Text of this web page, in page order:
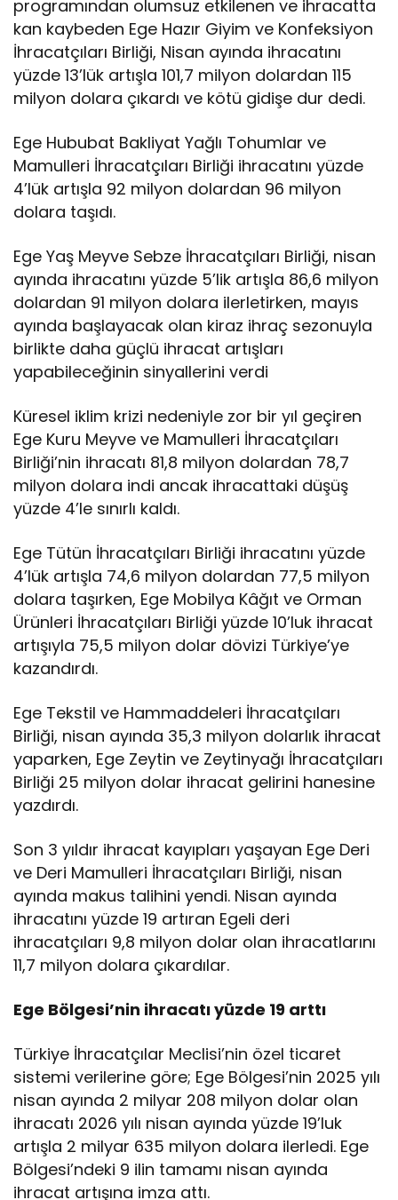
programından olumsuz etkilenen ve ihracatta
kan kaybeden Ege Hazır Giyim ve Konfeksiyon
İhracatçıları Birliği, Nisan ayında ihracatını
yüzde 13’lük artışla 101,7 milyon dolardan 115
milyon dolara çıkardı ve kötü gidişe dur dedi.
Ege Hububat Bakliyat Yağlı Tohumlar ve
Mamulleri İhracatçıları Birliği ihracatını yüzde
4’lük artışla 92 milyon dolardan 96 milyon
dolara taşıdı.
Ege Yaş Meyve Sebze İhracatçıları Birliği, nisan
ayında ihracatını yüzde 5’lik artışla 86,6 milyon
dolardan 91 milyon dolara ilerletirken, mayıs
ayında başlayacak olan kiraz ihraç sezonuyla
birlikte daha güçlü ihracat artışları
yapabileceğinin sinyallerini verdi
Küresel iklim krizi nedeniyle zor bir yıl geçiren
Ege Kuru Meyve ve Mamulleri İhracatçıları
Birliği’nin ihracatı 81,8 milyon dolardan 78,7
milyon dolara indi ancak ihracattaki düşüş
yüzde 4’le sınırlı kaldı.
Ege Tütün İhracatçıları Birliği ihracatını yüzde
4’lük artışla 74,6 milyon dolardan 77,5 milyon
dolara taşırken, Ege Mobilya Kâğıt ve Orman
Ürünleri İhracatçıları Birliği yüzde 10’luk ihracat
artışıyla 75,5 milyon dolar dövizi Türkiye’ye
kazandırdı.
Ege Tekstil ve Hammaddeleri İhracatçıları
Birliği, nisan ayında 35,3 milyon dolarlık ihracat
yaparken, Ege Zeytin ve Zeytinyağı İhracatçıları
Birliği 25 milyon dolar ihracat gelirini hanesine
yazdırdı.
Son 3 yıldır ihracat kayıpları yaşayan Ege Deri
ve Deri Mamulleri İhracatçıları Birliği, nisan
ayında makus talihini yendi. Nisan ayında
ihracatını yüzde 19 artıran Egeli deri
ihracatçıları 9,8 milyon dolar olan ihracatlarını
11,7 milyon dolara çıkardılar.
Ege Bölgesi’nin ihracatı yüzde 19 arttı
Türkiye İhracatçılar Meclisi’nin özel ticaret
sistemi verilerine göre; Ege Bölgesi’nin 2025 yılı
nisan ayında 2 milyar 208 milyon dolar olan
ihracatı 2026 yılı nisan ayında yüzde 19’luk
artışla 2 milyar 635 milyon dolara ilerledi. Ege
Bölgesi’ndeki 9 ilin tamamı nisan ayında
ihracat artışına imza attı.